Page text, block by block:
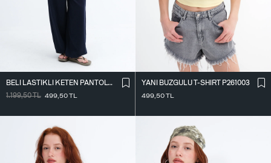
BELI LASTIKLI KETEN PANTOLON PN18273
1.199,50TL 499,50TL
YANI BÜZGÜLÜ T-SHIRT P261003
499,50TL